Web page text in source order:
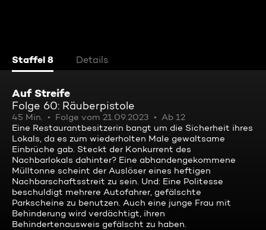
Staffel 8 Details
Auf Streife
Folge 60: Räuberpistole
45 Min. Folge vom 21.09.2023
Ab 12
Eine Restaurantbesitzerin bangt um die Sicherheit ihres
Lokals, da es zum wiederholten Male gewaltsame
Einbrüche gab. Steckt der Konkurrent des
Nachbarlokals dahinter? Eine abhandengekommene
Mülltonne scheint der Auslöser eines heftigen
Nachbarschaftsstreit zu sein. Und: Eine Politesse
beschuldigt mehrere Autofahrer, gefälschte
Parkscheine zu benutzen. Auch eine junge Frau mit
Behinderung wird verdächtigt, ihren
Behindertenausweis gefälscht zu haben.